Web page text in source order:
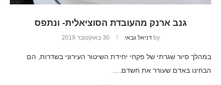
גנב ארנק מהעובדת הסוציאלית- ונתפס
by דניאל גבאי 30 באוקטובר 2019
במהלך סיור שגרתי של פקחי יחידת השיטור העירוני בשדרות, הם
הבחינו באדם שעורר את חשדם.…